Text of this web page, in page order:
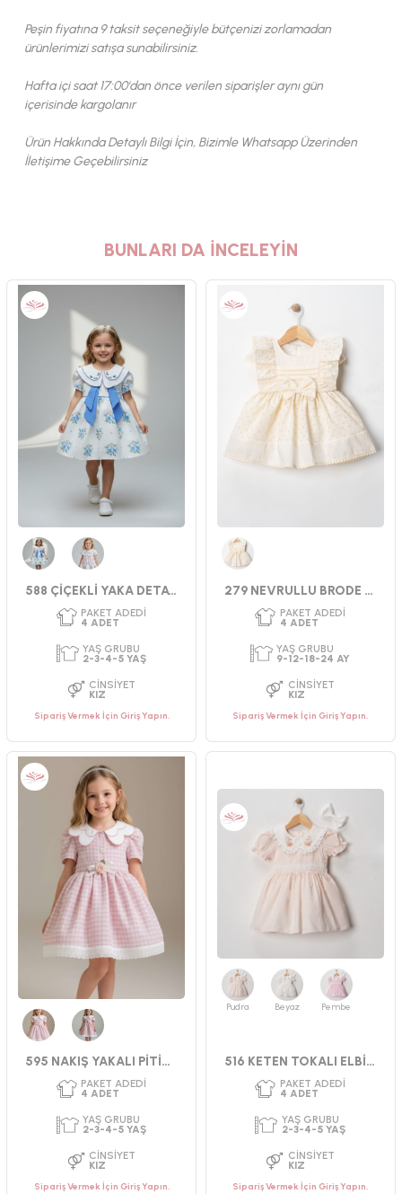
Peşin fiyatına 9 taksit seçeneğiyle bütçenizi zorlamadan
ürünlerimizi satışa sunabilirsiniz.
Hafta içi saat 17:00'dan önce verilen siparişler aynı gün
içerisinde kargolanır
Ürün Hakkında Detaylı Bilgi İçin, Bizimle Whatsapp Üzerinden
İletişime Geçebilirsiniz
BUNLARI DA İNCELEYİN
588 ÇİÇEKLİ YAKA DETAYLI ELBİSE 2-5
PAKET ADEDI
4ADET
YAŞ GRUBU
2-3-4-5 YAŞ
CINSIYET
KIZ
Sipariş Vermek İçin Giriş Yapın.
279 NEVRULLU BRODE ELBİSE 9-24 AY
PAKET ADEDI
4ADET
YAŞ GRUBU
9-12-18-24 AY
CINSIYET
KIZ
Sipariş Vermek İçin Giriş Yapın.
595 NAKIŞ YAKALI PİTİKARE ELBİSE
Sipariş Vermek İçin Giriş Yapın.
Pudra Beyaz Pembe
516 KETEN TOKALI ELBİSE 2-5 YAŞ
Sipariş Vermek İçin Giriş Yapın.